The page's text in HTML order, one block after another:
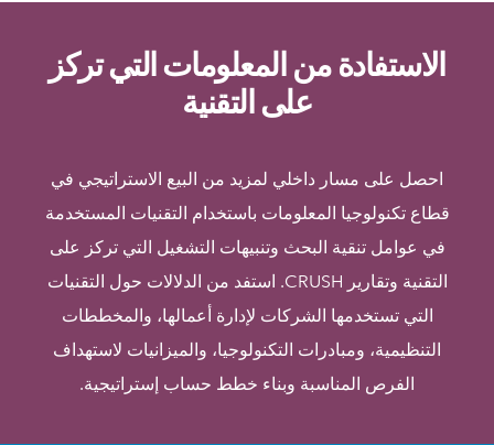
الاستفادة من المعلومات التي تركز
على التقنية
احصل على مسار داخلي لمزيد من البيع الاستراتيجي في
قطاع تكنولوجيا المعلومات باستخدام التقنيات المستخدمة
في عوامل تنقية البحث وتنبيهات التشغيل التي تركز على
التقنية وتقارير CRUSH. استفد من الدلالات حول التقنيات
التي تستخدمها الشركات لإدارة أعمالها، والمخططات
التنظيمية، ومبادرات التكنولوجيا، والميزانيات لاستهداف
الفرص المناسبة وبناء خطط حساب إستراتيجية.